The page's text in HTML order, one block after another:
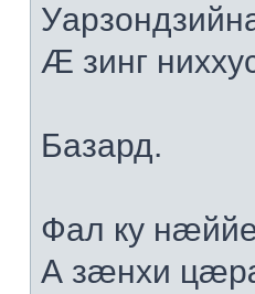
Æ зинг
Базард.
Фал ку
А зæнхи